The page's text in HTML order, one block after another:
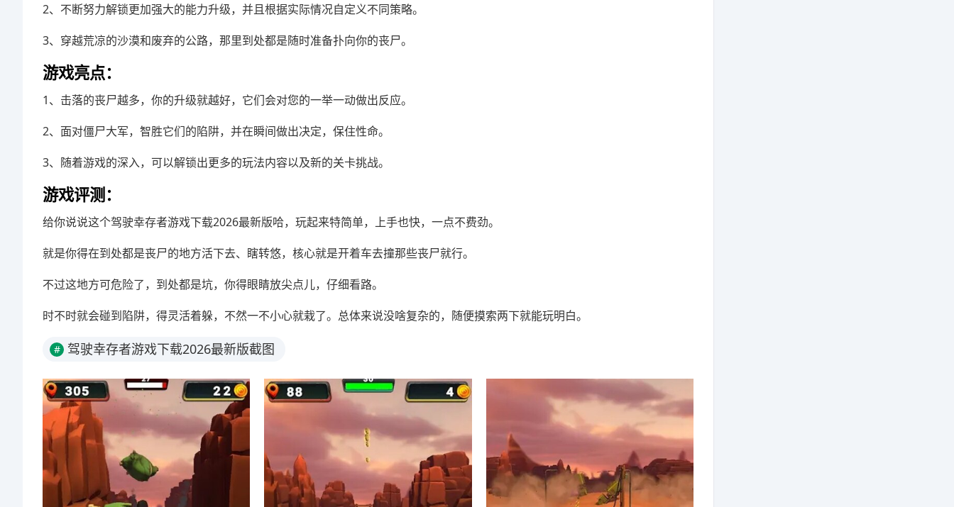
2、不断努力解锁更加强大的能力升级，并且根据实际情况自定义不同策略。
3、穿越荒凉的沙漠和废弃的公路，那里到处都是随时准备扑向你的丧尸。
游戏亮点：
1、击落的丧尸越多，你的升级就越好，它们会对您的一举一动做出反应。
2、面对僵尸大军，智胜它们的陷阱，并在瞬间做出决定，保住性命。
3、随着游戏的深入，可以解锁出更多的玩法内容以及新的关卡挑战。
游戏评测：
给你说说这个驾驶幸存者游戏下载2026最新版哈，玩起来特简单，上手也快，一点不费劲。
就是你得在到处都是丧尸的地方活下去、瞎转悠，核心就是开着车去撞那些丧尸就行。
不过这地方可危险了，到处都是坑，你得眼睛放尖点儿，仔细看路。
时不时就会碰到陷阱，得灵活着躲，不然一不小心就栽了。总体来说没啥复杂的，随便摸索两下就能玩明白。
# 驾驶幸存者游戏下载2026最新版截图